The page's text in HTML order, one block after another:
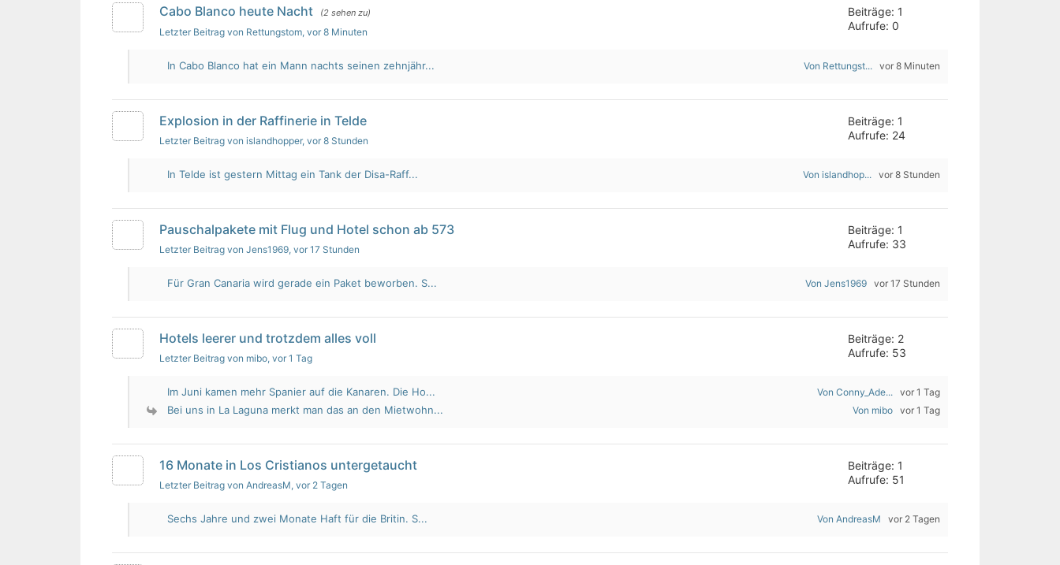
Cabo Blanco heute Nacht (2 sehen zu)
Letzter Beitrag von Rettungstom, vor 8 Minuten
Beiträge: 1
Aufrufe: 0
In Cabo Blanco hat ein Mann nachts seinen zehnjähr... Von Rettungst... vor 8 Minuten
Explosion in der Raffinerie in Telde
Letzter Beitrag von islandhopper, vor 8 Stunden
Beiträge: 1
Aufrufe: 24
In Telde ist gestern Mittag ein Tank der Disa-Raff... Von islandhop... vor 8 Stunden
Pauschalpakete mit Flug und Hotel schon ab 573
Letzter Beitrag von Jens1969, vor 17 Stunden
Beiträge: 1
Aufrufe: 33
Für Gran Canaria wird gerade ein Paket beworben. S... Von Jens1969 vor 17 Stunden
Hotels leerer und trotzdem alles voll
Letzter Beitrag von mibo, vor 1 Tag
Beiträge: 2
Aufrufe: 53
Im Juni kamen mehr Spanier auf die Kanaren. Die Ho... Von Conny_Ade... vor 1 Tag
Bei uns in La Laguna merkt man das an den Mietwohn... Von mibo vor 1 Tag
16 Monate in Los Cristianos untergetaucht
Letzter Beitrag von AndreasM, vor 2 Tagen
Beiträge: 1
Aufrufe: 51
Sechs Jahre und zwei Monate Haft für die Britin. S... Von AndreasM vor 2 Tagen